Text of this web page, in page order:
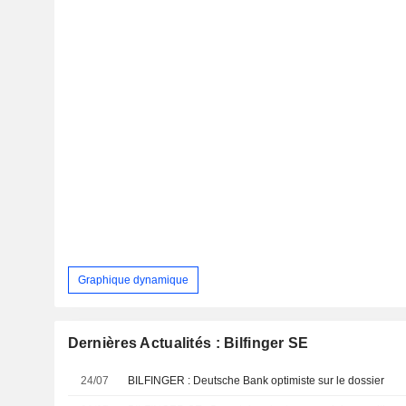
Graphique dynamique
Dernières Actualités : Bilfinger SE
24/07 BILFINGER : Deutsche Bank optimiste sur le dossier